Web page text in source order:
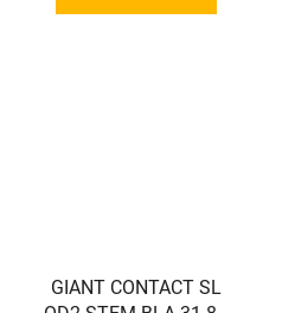
GIANT CONTACT SL